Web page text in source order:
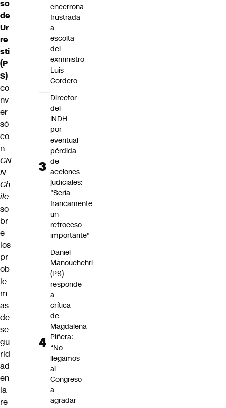
so
de
Ur
re
sti
(P
S)
co
nv
er
só
co
n
CN
N
Ch
ile
so
br
e
los
pr
ob
le
m
as
de
se
gu
rid
ad
en
la
re
encerrona
frustrada
a
escolta
del
exministro
Luis
Cordero
Director
del
INDH
por
eventual
pérdida
de
acciones
judiciales:
"Sería
francamente
un
retroceso
importante"
Daniel
Manouchehri
(PS)
responde
a
crítica
de
Magdalena
Piñera:
“No
llegamos
al
Congreso
a
agradar